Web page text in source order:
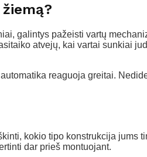
galintys pažeisti vartų
atvejų, kai vartai sunkiai
reaguoja greitai.
kokio tipo konstrukcija jums
dar prieš montuojant.